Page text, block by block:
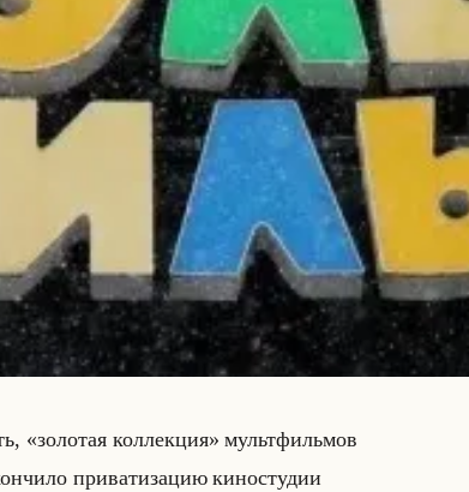
«золотая коллекция» мульт­фильмов
при­ва­ти­за­цию ки­но­сту­дии